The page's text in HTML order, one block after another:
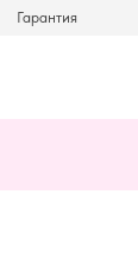
Гарантия